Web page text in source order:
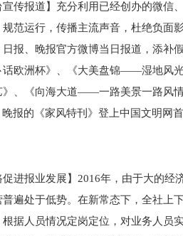
报道】充分利用已经创办的微信、
规范运行，传播主流声音，杜绝负面
报、晚报官方微博当日报道，添补
话欧洲杯》、《大美盘锦——湿地风
》、《向海大道——一路美景一路风
晚报的《家风特刊》登上中国文明网
报业发展】2016年，由于大的经
遍处于低势。在新常态下，全社上
据人员情况定岗定位，对业务人员